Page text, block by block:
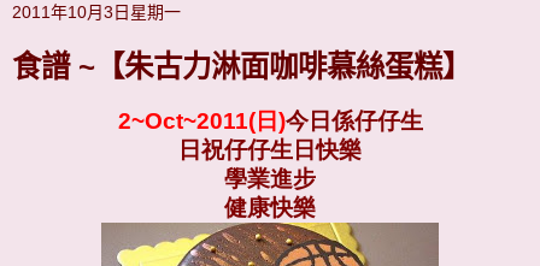
2011年10月3日星期一
食譜 ~【朱古力淋面咖啡慕絲蛋糕】
2~Oct~2011(日)今日係仔仔生
日祝仔仔生日快樂
學業進步
健康快樂